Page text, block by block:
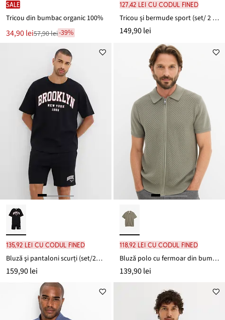
SALE
Tricou din bumbac organic 100%
Noul
preț
34,90 lei
Reducere57,90 lei-39%
127,42 lei cu codul FINED
Tricou și bermude sport (set/ 2 piese)
149,90 lei
135,92 lei cu codul FINED
Bluză şi pantaloni scurți (set/2piese) din bumbac organic gros
159,90 lei
118,92 lei cu codul FINED
Bluză polo cu fermoar din bumbac 100%
139,90 lei